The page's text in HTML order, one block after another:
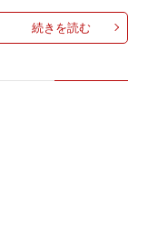
続きを読む